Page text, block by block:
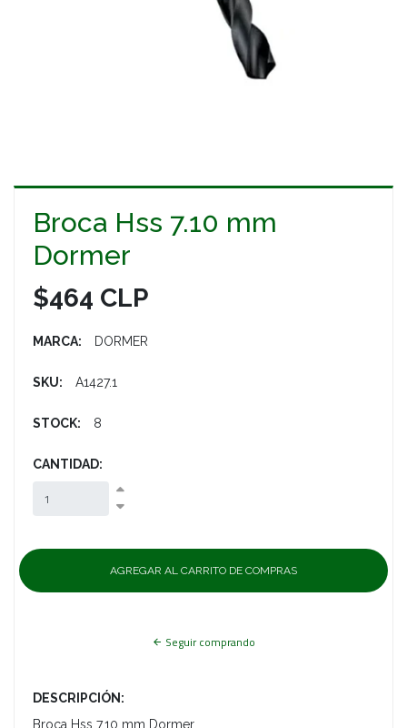
Broca Hss 7.10 mm
Dormer
$464 CLP
MARCA: DORMER
SKU: A1427.1
STOCK: 8
CANTIDAD:
Seguir comprando
DESCRIPCIÓN:
Broca Hss 7.10 mm Dormer.